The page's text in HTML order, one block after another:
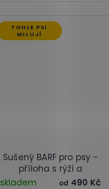
TOHLE PSI
MILUJÍ
Sušený BARF pro psy -
příloha s rýží a
zeleninou
skladem od 490 Kč